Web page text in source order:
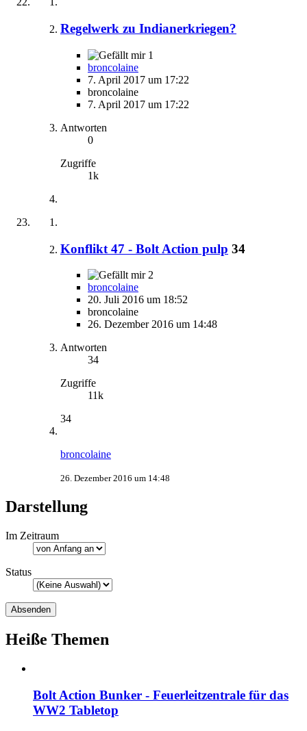
Regelwerk zu Indianerkriegen?
1
broncolaine
7. April 2017 um 17:22
broncolaine
7. April 2017 um 17:22
Antworten
0
Zugriffe
1k
Konflikt 47 - Bolt Action pulp 34
2
broncolaine
20. Juli 2016 um 18:52
broncolaine
26. Dezember 2016 um 14:48
Antworten
34
Zugriffe
11k
34
broncolaine
26. Dezember 2016 um 14:48
Darstellung
Im Zeitraum
Status
Heiße Themen
Bolt Action Bunker - Feuerleitzentrale für das
WW2 Tabletop